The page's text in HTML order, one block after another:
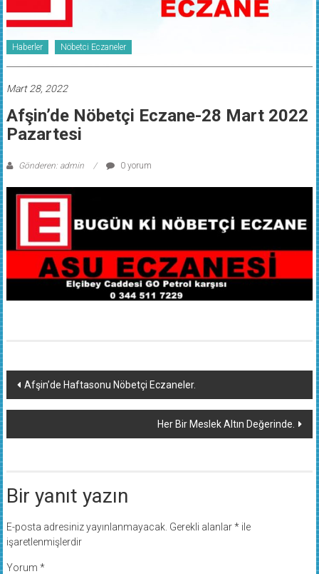
Haberler Nöbetci Eczaneler
Mart 28, 2022
Afşin’de Nöbetçi Eczane-28 Mart 2022
Pazartesi
Gönderen: admin 0 yorum
Yazı
dolaşımı
Afşin’de Haftasonu Nöbetçi Eczaneler.
Her Bir Meslek Altın Değerinde.
Bir yanıt yazın
E-posta adresiniz yayınlanmayacak. Gerekli alanlar*ile
işaretlenmişlerdir
Yorum *